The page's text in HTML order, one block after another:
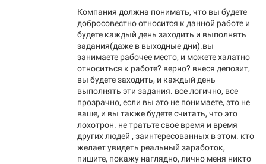
Компания должна понимать, что вы будете
добросовестно относится к данной работе и
будете каждый день заходить и выполнять
задания(даже в выходные дни).вы
занимаете рабочее место, и можете халатно
относиться к работе? верно? внеся депозит,
вы будете заходить, и каждый день
выполнять эти задания. все логично, все
прозрачно, если вы это не понимаете, это не
ваше, и вы также будете считать, что это
лохотрон. не тратьте своё время и время
других людей , заинтересованных в этом. кто
желает увидеть реальный заработок,
пишите, покажу наглядно, лично меня никто